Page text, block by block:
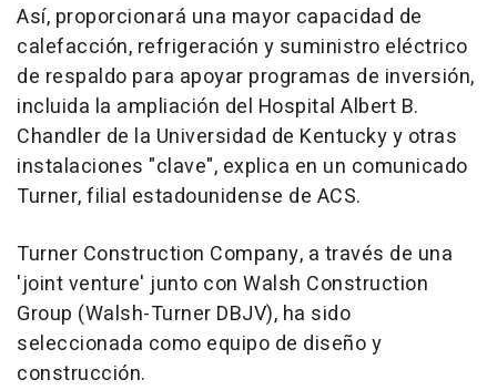
Así, proporcionará una mayor capacidad de
calefacción, refrigeración y suministro eléctrico
de respaldo para apoyar programas de inversión,
incluida la ampliación del Hospital Albert B.
Chandler de la Universidad de Kentucky y otras
instalaciones "clave", explica en un comunicado
Turner, filial estadounidense de ACS.
Turner Construction Company, a través de una
'joint venture' junto con Walsh Construction
Group (Walsh-Turner DBJV), ha sido
seleccionada como equipo de diseño y
construcción.